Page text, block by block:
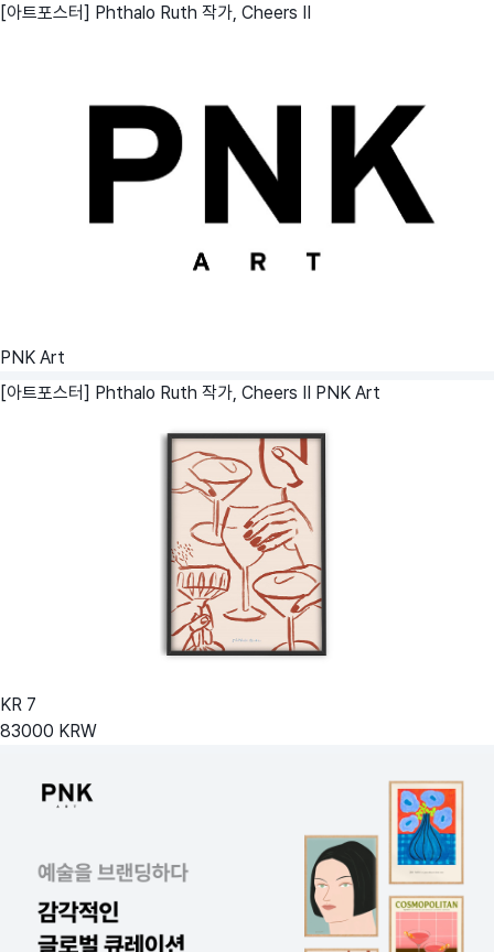
[아트포스터] Phthalo Ruth 작가, Cheers II
PNK Art
[아트포스터] Phthalo Ruth 작가, Cheers II
PNK Art
KR 7
83000 KRW